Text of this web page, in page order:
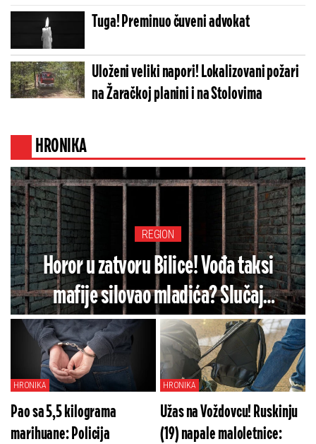
Tuga! Preminuo čuveni advokat
Uloženi veliki napori! Lokalizovani požari
na Žaračkoj planini i na Stolovima
HRONIKA
REGION
Horor u zatvoru Bilice! Vođa taksi
mafije silovao mladića? Slučaj
potresao javnost
HRONIKA
Pao sa 5,5 kilograma
marihuane: Policija
HRONIKA
Užas na Voždovcu! Ruskinju
(19) napale maloletnice: